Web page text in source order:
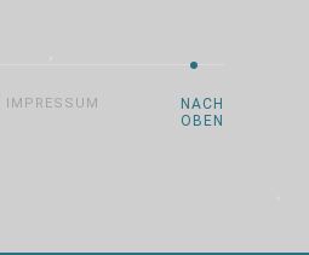
IMPRESSUM
NACH
OBEN